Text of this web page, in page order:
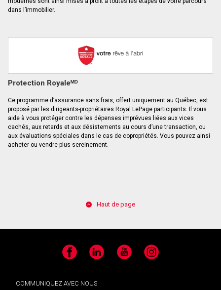
dans l’immobilier.
Protection Royaleᴹᴰ
Ce programme d’assurance sans frais, offert uniquement au Québec, est
proposé par les dirigeants-propriétaires Royal LePage participants. Il vous
aide à vous protéger contre les dépenses imprévues liées aux vices
cachés, aux retards et aux désistements au cours d’une transaction, ou
aux évaluations spéciales dans le cas de copropriétés. Vous pouvez ainsi
acheter ou vendre plus sereinement.
Haut de page
Facebook LinkedIn YouTube Instagram
COMMUNIQUEZ AVEC NOUS